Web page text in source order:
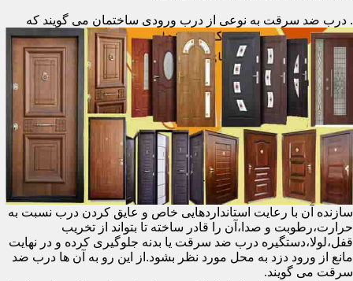
. درب ضد سرقت به نوعی از درب ورودی ساختمان می گویند که
سازنده آن با رعایت استانداردهایی خاص و عایق کردن درب نسبت به
حرارت،رطوبت و صدا،آن را قادر ساخته تا بتواند از تخریب
قفل،لولا،دستگیره درب ضد سرقت یا بدنه جلوگیری کرده و در نهایت
مانع از ورود دزد به محل مورد نظر بشود.از این رو به آن ها درب ضد
سرقت می گویند.